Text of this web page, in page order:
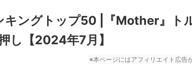
ングトップ50 |『Mother』ト
し【2024年7月】
※本ページにはアフィリエイト広告